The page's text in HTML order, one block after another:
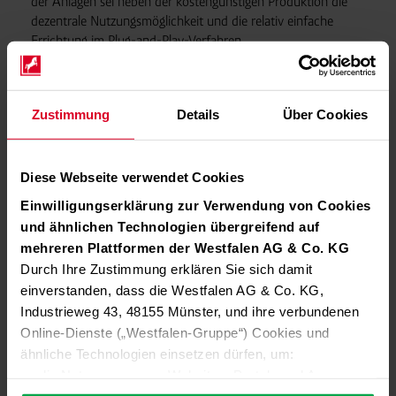
Zustimmung Details Über Cookies
Diese Webseite verwendet Cookies
Einwilligungserklärung zur Verwendung von Cookies
und ähnlichen Technologien übergreifend auf
mehreren Plattformen der Westfalen AG & Co. KG
Durch Ihre Zustimmung erklären Sie sich damit
einverstanden, dass die Westfalen AG & Co. KG,
Industrieweg 43, 48155 Münster, und ihre verbundenen
Online-Dienste („Westfalen-Gruppe“) Cookies und
ähnliche Technologien einsetzen dürfen, um:
dezentrale Nutzungsmöglichkeit und die relativ einfache
Errichtung im Plug-and-Play-Verfahren.
Auf der Partnerschaft aufbauend, möchten Westfalen und
GHT dieses Modell der Wasserstoffversorgung potenziell
auch auf weitere Partner ausweiten. Ziel ist es, alle
beim Transport und beim Vertrieb von umweltfreundlichem
so auf die Entwicklung des Wasserstoffmarktes ein und
steuern unseren Teil zur Beschleunigung der Energiewende in
Deutschland bei“, ist Dohn überzeugt.